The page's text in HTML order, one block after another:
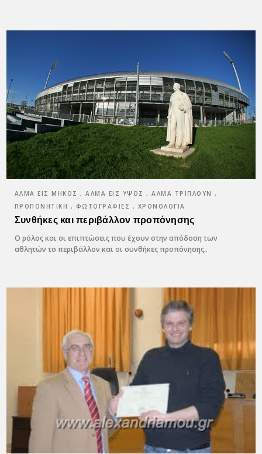
ΆΛΜΑ ΕΙΣ ΜΉΚΟΣ , ΆΛΜΑ ΕΙΣ ΎΨΟΣ , ΆΛΜΑ ΤΡΙΠΛΟΎΝ ,
ΠΡΟΠΟΝΗΤΙΚΉ , ΦΩΤΟΓΡΑΦΊΕΣ , ΧΡΟΝΟΛΌΓΙΑ
Συνθήκες και περιβάλλον προπόνησης
Ο ρόλος και οι επιπτώσεις που έχουν στην απόδοση των
αθλητών το περιβάλλον και οι συνθήκες προπόνησης..